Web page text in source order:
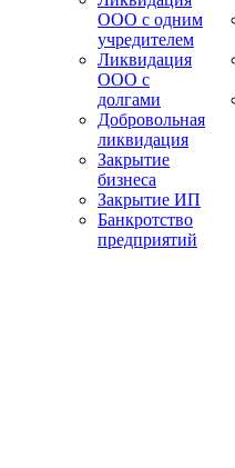
ООО с одним
учредителем
Ликвидация
ООО с
долгами
Добровольная
ликвидация
Закрытие
бизнеса
Закрытие ИП
Банкротство
предприятий